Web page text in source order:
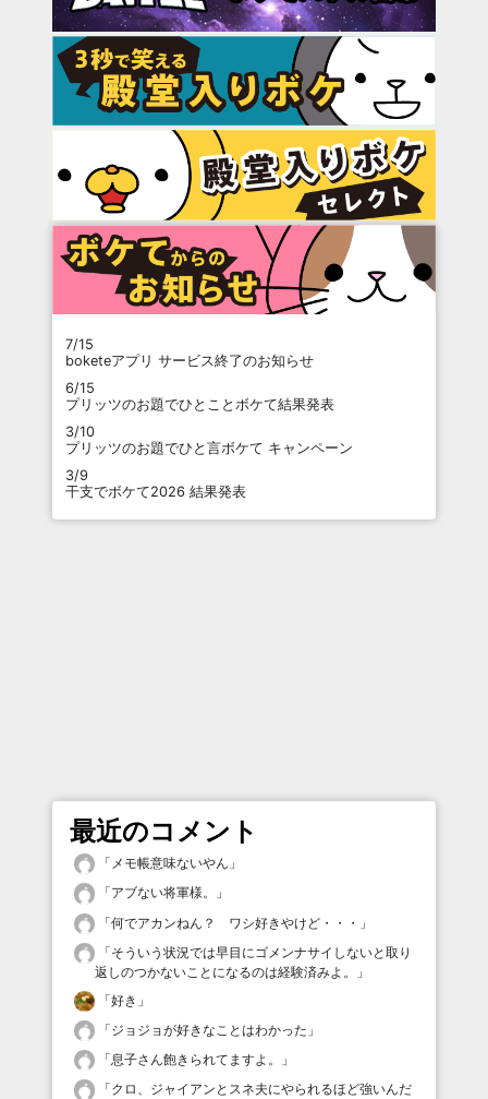
7/15
boketeアプリ サービス終了のお知らせ
6/15
プリッツのお題でひとことボケて結果発表
3/10
プリッツのお題でひと言ボケて キャンペーン
3/9
干支でボケて2026 結果発表
最近のコメント
「 メモ帳意味ないやん 」
「アブない将軍様。
」
「何でアカンねん？ ワシ好きやけど・・・ 」
「そういう状況では早目にゴメンナサイしないと取り
返しのつかないことになるのは経験済みよ。
」
「好き 」
「ジョジョが好きなことはわかった 」
「息子さん飽きられてますよ。
」
「クロ、ジャイアンとスネ夫にやられるほど強いんだ